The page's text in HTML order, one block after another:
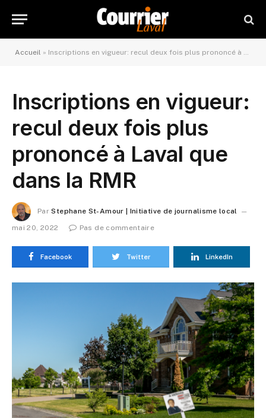
Accueil » Inscriptions en vigueur: recul deux fois plus prononcé à Laval que dans la RMR
Inscriptions en vigueur:
recul deux fois plus
prononcé à Laval que
dans la RMR
Par Stephane St-Amour | Initiative de journalisme local
mai 20, 2022
Pas de commentaire
Facebook Twitter LinkedIn